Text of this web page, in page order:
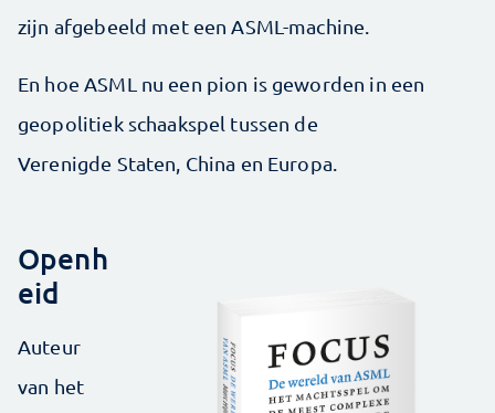
zijn afgebeeld met een ASML-machine.
En hoe ASML nu een pion is geworden in een
geopolitiek schaakspel tussen de
Verenigde Staten, China en Europa.
Openh
eid
Auteur
van het